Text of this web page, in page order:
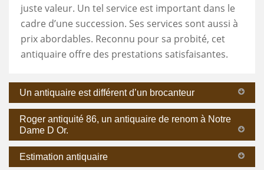
juste valeur. Un tel service est important dans le
cadre d’une succession. Ses services sont aussi à
prix abordables. Reconnu pour sa probité, cet
antiquaire offre des prestations satisfaisantes.
Un antiquaire est différent d’un brocanteur
Roger antiquité 86, un antiquaire de renom à Notre
Dame D Or.
Estimation antiquaire